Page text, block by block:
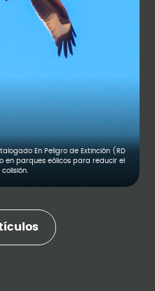
En Peligro de Extinción (RD
en parques eólicos para reducir el